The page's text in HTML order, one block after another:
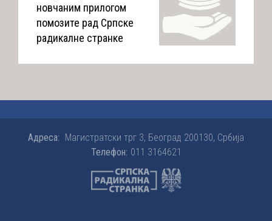
новчаним прилогом
помозите рад Српске
радикалне странке
Адреса: Магистратски трг 3, Београд 200130, Србија
Телефон: 011 3164621